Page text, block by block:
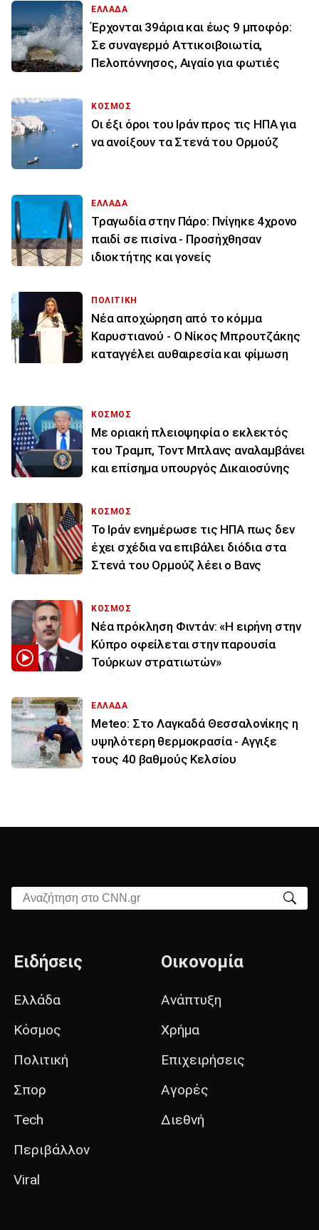
ΕΛΛΑΔΑ
Έρχονται 39άρια και έως 9 μποφόρ:
Σε συναγερμό Αττικοιβοιωτία,
Πελοπόννησος, Αιγαίο για φωτιές
ΚΟΣΜΟΣ
Οι έξι όροι του Ιράν προς τις ΗΠΑ για
να ανοίξουν τα Στενά του Ορμούζ
ΕΛΛΑΔΑ
Τραγωδία στην Πάρο: Πνίγηκε 4χρονο
παιδί σε πισίνα - Προσήχθησαν
ιδιοκτήτης και γονείς
ΠΟΛΙΤΙΚΗ
Νέα αποχώρηση από το κόμμα
Καρυστιανού - Ο Νίκος Μπρουτζάκης
καταγγέλει αυθαιρεσία και φίμωση
ΚΟΣΜΟΣ
Με οριακή πλειοψηφία ο εκλεκτός
του Τραμπ, Τοντ Μπλανς αναλαμβάνει
και επίσημα υπουργός Δικαιοσύνης
ΚΟΣΜΟΣ
To Ιράν ενημέρωσε τις ΗΠΑ πως δεν
έχει σχέδια να επιβάλει διόδια στα
Στενά του Ορμούζ λέει ο Βανς
ΚΟΣΜΟΣ
Νέα πρόκληση Φιντάν: «Η ειρήνη στην
Κύπρο οφείλεται στην παρουσία
Τούρκων στρατιωτών»
ΕΛΛΑΔΑ
Meteo: Στο Λαγκαδά Θεσσαλονίκης η
υψηλότερη θερμοκρασία - Αγγιξε
τους 40 βαθμούς Κελσίου
Αναζήτηση στο CNN.gr
Ειδήσεις
Ελλάδα
Κόσμος
Πολιτική
Σπορ
Tech
Περιβάλλον
Viral
Οικονομία
Ανάπτυξη
Χρήμα
Επιχειρήσεις
Αγορές
Διεθνή